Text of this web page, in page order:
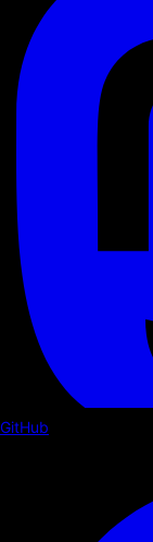
GitHub